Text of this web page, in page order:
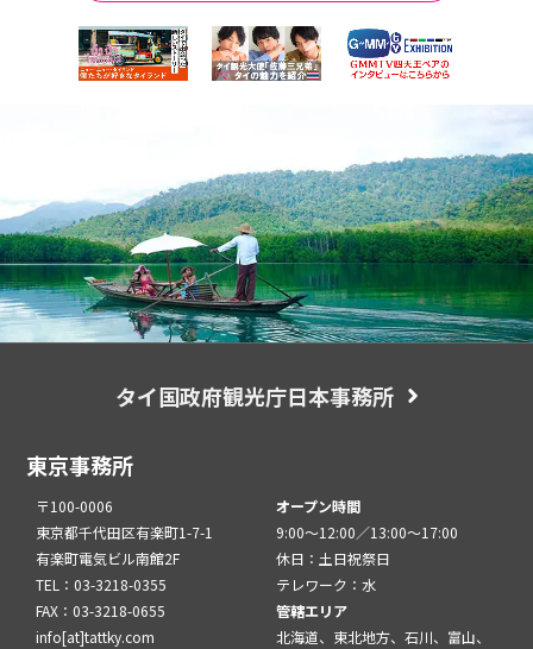
タイ国政府観光庁日本事務所
東京事務所
〒100-0006
東京都千代田区有楽町1-7-1
有楽町電気ビル南館2F
TEL：03-3218-0355
FAX：03-3218-0655
info[at]tattky.com
オープン時間
9:00～12:00／13:00～17:00
休日：土日祝祭日
テレワーク：水
管轄エリア
北海道、東北地方、石川、富山、